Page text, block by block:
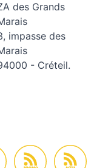
des Grands
impasse des
- Créteil.